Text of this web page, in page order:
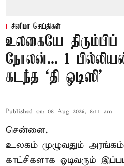
சினிமா செய்திகள்
உலகையே
நோலன்... 1
கடந்த ‘தி ஒடிஸி’
Published on: 08 Aug 2026, 8:11 am
சென்னை,
உலகம் முழுவதும்
காட்சிகளாக ஓடிவரும்